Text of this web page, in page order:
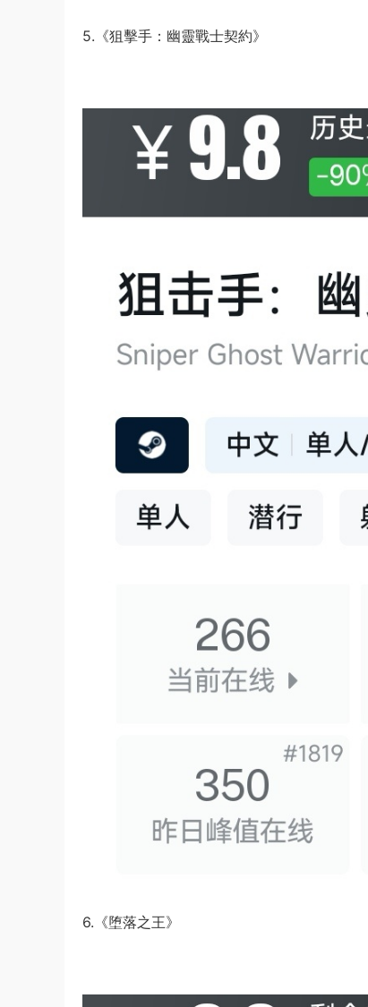
5.《狙擊手：幽靈戰士契約》
6.《堕落之王》